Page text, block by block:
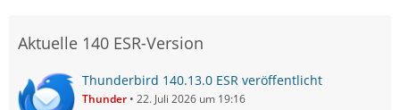
Aktuelle 140 ESR-Version
Thunderbird 140.13.0 ESR veröffentlicht
Thunder 22. Juli 2026 um 19:16